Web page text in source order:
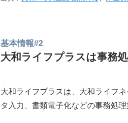
基本情報#2
大和ライフプラスは事務
大和ライフプラスは、大和ライフ
タ入力、書類電子化などの事務処理